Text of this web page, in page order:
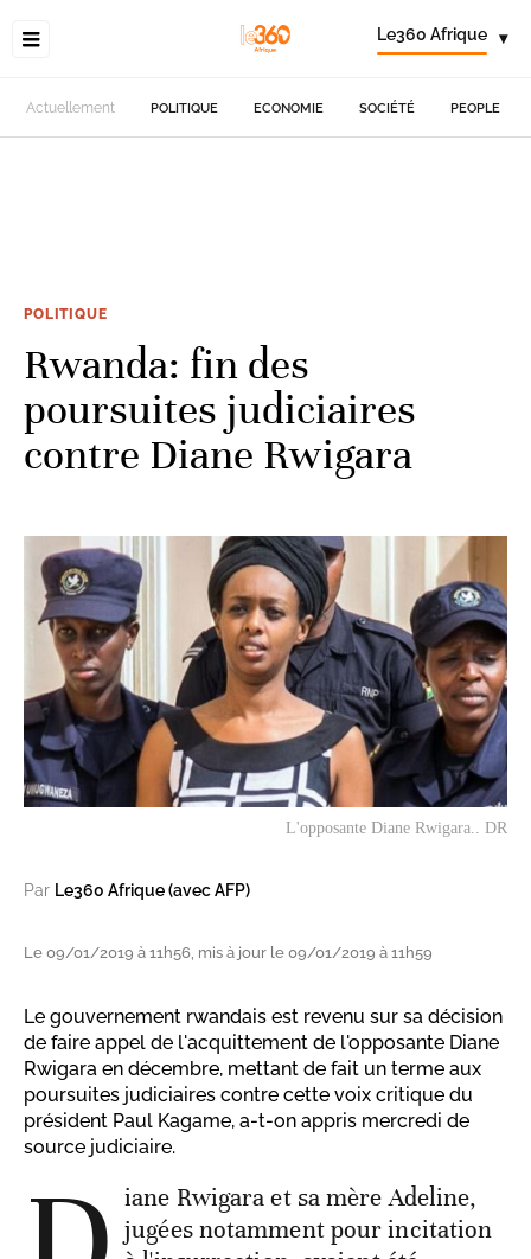
Le360 Afrique ▾
Actuellement POLITIQUE ECONOMIE SOCIÉTÉ PEOPLE
POLITIQUE
Rwanda: fin des
poursuites judiciaires
contre Diane Rwigara
L'opposante Diane Rwigara.. DR
Par Le360 Afrique (avec AFP)
Le 09/01/2019 à 11h56, mis à jour le 09/01/2019 à 11h59
Le gouvernement rwandais est revenu sur sa décision
de faire appel de l'acquittement de l'opposante Diane
Rwigara en décembre, mettant de fait un terme aux
poursuites judiciaires contre cette voix critique du
président Paul Kagame, a-t-on appris mercredi de
source judiciaire.
iane Rwigara et sa mère Adeline,
jugées notamment pour incitation